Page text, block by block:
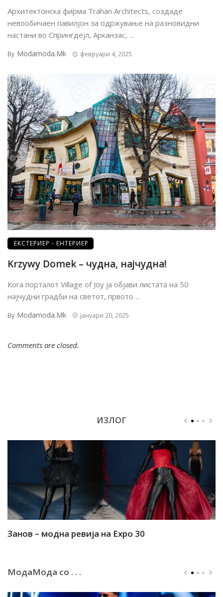
Архитектонска фирма Trahan Architects, создаде
невообичаен павилјон за одржување на разновидни
настани во Спрингдејл, Арканзас, ...
By Modamoda.mk февруари 4, 2025
ЕКСТЕРИЕР - ЕНТЕРИЕР
Krzywy Domek – чудна, најчудна!
Кога порталот Village of Joy ја објави листата на 50
најчудни градби на светот, првото ...
By Modamoda.mk јануари 20, 2025
Comments are closed.
ИЗЛОГ
Занов – модна ревија на Expo 30
МодаМода со . . .